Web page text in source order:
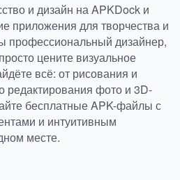
и дизайн на APKDock и
приложения для творчества и
профессиональный дизайнер,
цените визуальное
всё: от рисования и
редактирования фото и 3D-
бесплатные APK-файлы с
и интуитивным
месте.